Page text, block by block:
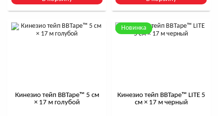
Кинезио тейп BBTape™ 5 см
× 17 м голубой
Новинка
Кинезио тейп BBTape™ LITE 5
см × 17 м черный